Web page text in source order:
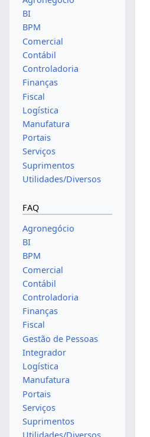
BI
BPM
Comercial
Contábil
Controladoria
Finanças
Fiscal
Logística
Manufatura
Portais
Serviços
Suprimentos
Utilidades/Diversos
FAQ
Agronegócio
BI
BPM
Comercial
Contábil
Controladoria
Finanças
Fiscal
Gestão de Pessoas
Integrador
Logística
Manufatura
Portais
Serviços
Suprimentos